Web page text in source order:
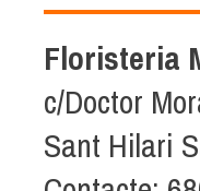
Floristeria
c/Doctor
Sant Hilari